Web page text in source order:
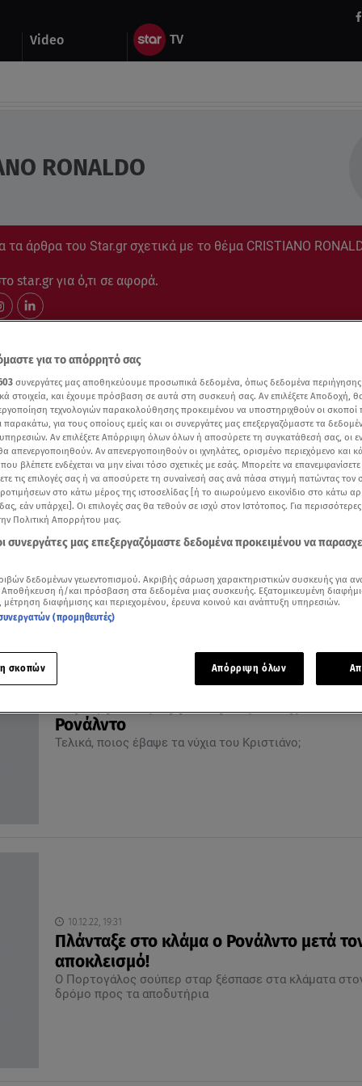
Video
RONALDO
τα άρθρα του Star.gr σχετικά με το θέμα CRISTIANO
star.gr για ό,τι σε αφορά.
05.03.23, 18:02
Κριστιάνο Ρονάλντο: Έστειλε τεράστια
σε Τουρκία και Συρία!
Έδειξε για ακόμη μια φορά το ανθρώπινο πρόσωπό
Ρονάλντο
Τελικά, ποιος έβαψε τα νύχια του Κριστιάνο;
10.12.22, 19:31
Πλάνταξε στο κλάμα ο Ρονάλντο μετά
αποκλεισμό!
Ο Πορτογάλος σούπερ σταρ ξέσπασε στα κλάματα
δρόμο προς τα αποδυτήρια
για το απόρρητό σας
συνεργάτες μας αποθηκεύουμε προσωπικά δεδομένα, όπως δεδομένα
στοιχεία, και έχουμε πρόσβαση σε αυτά στη συσκευή σας. Αν επιλέξετε Αποδοχή,
τεχνολογιών παρακολούθησης προκειμένου να υποστηριχθούν οι σκοποί
παρακάτω, για τους οποίους εμείς και οι συνεργάτες μας επεξεργαζόμαστε τα
Αν επιλέξετε Απόρριψη όλων όλων ή αποσύρετε τη συγκατάθεσή σας, οι
απενεργοποιηθούν. Αν απενεργοποιηθούν οι ιχνηλάτες, ορισμένο περιεχόμενο και
βλέπετε ενδέχεται να μην είναι τόσο σχετικές με εσάς. Μπορείτε να
τις επιλογές σας ή να αποσύρετε τη συναίνεσή σας ανά πάσα στιγμή πατώντας τον
στο κάτω μέρος της ιστοσελίδας [ή το αιωρούμενο εικονίδιο στο κάτω
εάν υπάρχει]. Οι επιλογές σας θα τεθούν σε ισχύ στον Ιστότοπος. Για
Πολιτική Απορρήτου μας.
συνεργάτες μας επεξεργαζόμαστε δεδομένα προκειμένου να
δεδομένων γεωεντοπισμού. Ακριβής σάρωση χαρακτηριστικών συσκευής για
Αποθήκευση ή/και πρόσβαση στα δεδομένα μιας συσκευής. Εξατομικευμένη
μέτρηση διαφήμισης και περιεχομένου, έρευνα κοινού και ανάπτυξη υπηρεσιών.
(προμηθευτές)
σκοπών Απόρριψη όλων